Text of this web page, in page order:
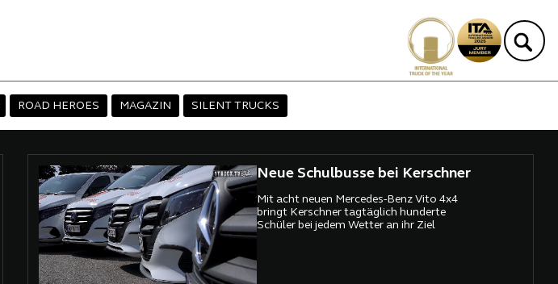
ROAD HEROES MAGAZIN SILENT TRUCKS
Neue Schulbusse bei Kerschner
Mit acht neuen Mercedes-Benz Vito 4x4
bringt Kerschner tagtäglich hunderte
Schüler bei jedem Wetter an ihr Ziel